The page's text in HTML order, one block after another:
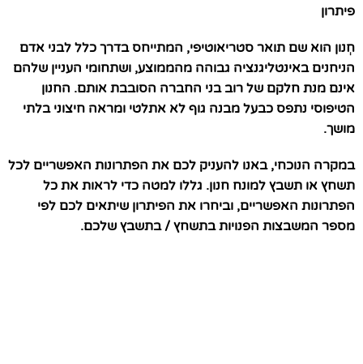
פיתרון
חְנון הוא שם תואר סטריאוטיפי, המתייחס בדרך כלל לבני אדם
הניחנים באינטליגנציה גבוהה מהממוצע, ושתחומי העניין שלהם
אינם מנת חלקם של רוב בני החברה הסובבת אותם. החנון
הטיפוסי נתפס כבעל מבנה גוף לא אתלטי ומראה חיצוני בלתי
מושך.
במקרה הנוכחי, באנו להעניק לכם את הפתרונות האפשריים לכל
תשחץ או תשבץ למונח חנון. גללו למטה כדי לראות את כל
הפתרונות האפשריים, וביחרו את הפיתרון שיתאים לכם לפי
מספר המשבצות הפנויות בתשחץ / בתשבץ שלכם.